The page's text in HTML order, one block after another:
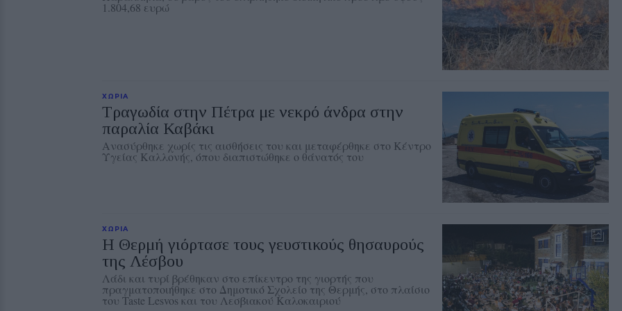
1.804,68 ευρώ
ΧΩΡΙΑ
Τραγωδία στην Πέτρα με νεκρό άνδρα στην
παραλία Καβάκι
Ανασύρθηκε χωρίς τις αισθήσεις του και μεταφέρθηκε στο Κέντρο
Υγείας Καλλονής, όπου διαπιστώθηκε ο θάνατός του
ΧΩΡΙΑ
Η Θερμή γιόρτασε τους γευστικούς θησαυρούς
της Λέσβου
Λάδι και τυρί βρέθηκαν στο επίκεντρο της γιορτής που
πραγματοποιήθηκε στο Δημοτικό Σχολείο της Θερμής, στο πλαίσιο
του Taste Lesvos και του Λεσβιακού Καλοκαιριού